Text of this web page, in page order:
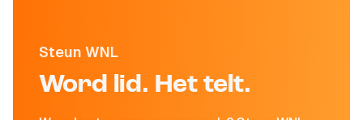
Steun WNL
Word lid. Het telt.